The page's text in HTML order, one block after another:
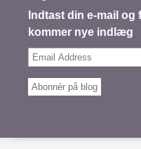
Indtast din e-mail
kommer nye indlæg
Email
Abonnér på blog